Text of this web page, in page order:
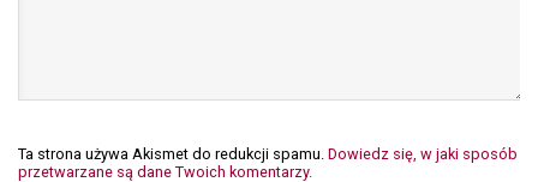
Ta strona używa Akismet do redukcji spamu. Dowiedz się, w jaki sposób
przetwarzane są dane Twoich komentarzy.